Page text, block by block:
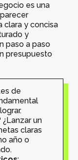
es una
clara y concisa
y
paso a paso
presupuesto
de
un
claras
año o